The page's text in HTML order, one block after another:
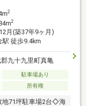
2
2
月(築37年9ヶ月)
駅 徒歩9.4km
九十九里町真亀
駐車場あり
所有権
71坪駐車場2台◇海